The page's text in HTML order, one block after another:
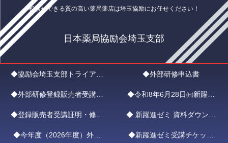
相談ができる質の高い薬局薬店は埼玉協励にお任せください！
日本薬局協励会埼玉支部
◆協励会埼玉支部トライアル
入会申込
◆外部研修申込書
◆外部研修登録販売者受講証
明書申請フォーム
◆令和8年6月28日㈰新躍進
ゼミ ZOOMエントリー
◆登録販売者受講証明・修了
証ダウンロード
◆ 新躍進ゼミ 資料ダウンロ
ード
◆今年度（2026年度）外部 ◆新躍進ゼミ受講チケット